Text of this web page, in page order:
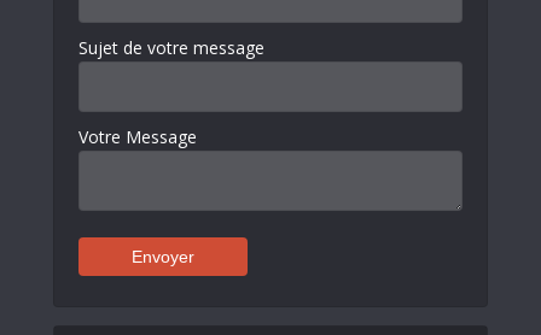
Sujet de votre message
Votre Message